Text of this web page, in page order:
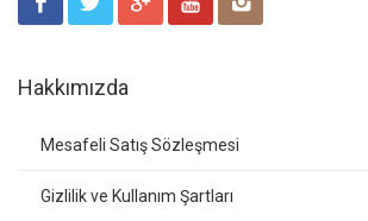
Hakkımızda
Mesafeli Satış Sözleşmesi
Gizlilik ve Kullanım Şartları